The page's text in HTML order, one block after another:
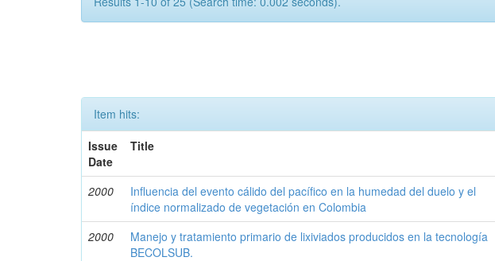
Item hits:
Issue
Date
Title
2000
Influencia del evento cálido del pacífico en la humedad del duelo y el
índice normalizado de vegetación en Colombia
2000
Manejo y tratamiento primario de lixiviados producidos en la tecnología
BECOLSUB.